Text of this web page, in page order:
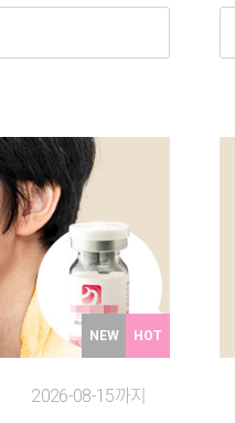
글
NEW HOT
2026-08-15까지